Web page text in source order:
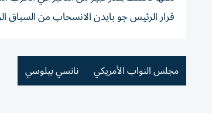
قرار الرئيس جو بايدن الانسحاب من السباق
مجلس النواب الأمريكي نانسي بيلوسي